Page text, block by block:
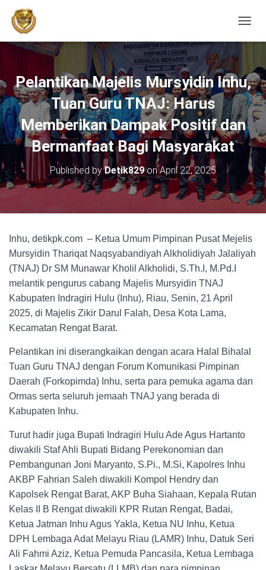
Pelantikan Majelis Mursyidin Inhu,
Tuan Guru TNAJ: Harus
Memberikan Dampak Positif dan
Bermanfaat Bagi Masyarakat
Published byDetik829onApril 22, 2025
Inhu, detikpk.com – Ketua Umum Pimpinan Pusat Mejelis
Mursyidin Thariqat Naqsyabandiyah Alkholidiyah Jalaliyah
(TNAJ) Dr SM Munawar Kholil Alkholidi, S.Th.I, M.Pd.I
melantik pengurus cabang Majelis Mursyidin TNAJ
Kabupaten Indragiri Hulu (Inhu), Riau, Senin, 21 April
2025, di Majelis Zikir Darul Falah, Desa Kota Lama,
Kecamatan Rengat Barat.
Pelantikan ini diserangkaikan dengan acara Halal Bihalal
Tuan Guru TNAJ dengan Forum Komunikasi Pimpinan
Daerah (Forkopimda) Inhu, serta para pemuka agama dan
Ormas serta seluruh jemaah TNAJ yang berada di
Kabupaten Inhu.
Turut hadir juga Bupati Indragiri Hulu Ade Agus Hartanto
diwakili Staf Ahli Bupati Bidang Perekonomian dan
Pembangunan Joni Maryanto, S.Pi., M.Si, Kapolres Inhu
AKBP Fahrian Saleh diwakili Kompol Hendry dan
Kapolsek Rengat Barat, AKP Buha Siahaan, Kepala Rutan
Kelas II B Rengat diwakili KPR Rutan Rengat, Badai,
Ketua Jatman Inhu Agus Yakla, Ketua NU Inhu, Ketua
DPH Lembaga Adat Melayu Riau (LAMR) Inhu, Datuk Seri
Ali Fahmi Aziz, Ketua Pemuda Pancasila, Ketua Lembaga